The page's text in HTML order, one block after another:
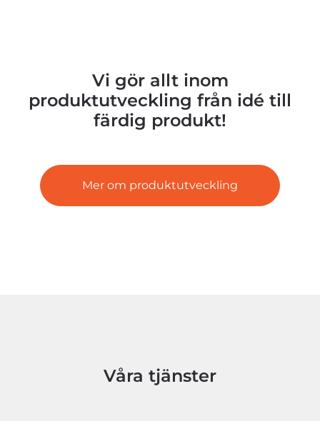
Vi gör allt inom
produktutveckling från idé till
färdig produkt!
Mer om produktutveckling
Våra tjänster